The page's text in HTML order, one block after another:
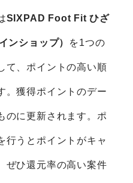
SIXPAD Foot Fit ひざ
ンショップ） を1つの
て、ポイントの高い順
。獲得ポイントのデー
のに更新されます。ポ
行うとポイントがキャ
ぜひ還元率の高い案件